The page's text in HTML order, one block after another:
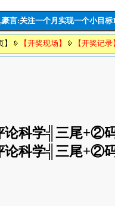
言:关注一个月实现一个小目标
【开奖现场】 【开奖记录
论科学╣三尾+②
论科学╣三尾+②